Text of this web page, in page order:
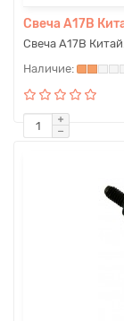
Свеча А17В
Свеча А17В